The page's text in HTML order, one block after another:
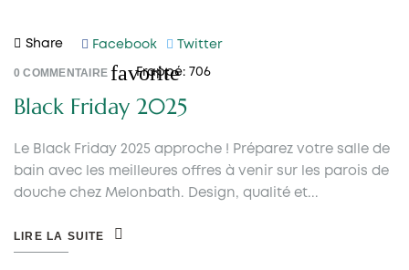
Share Facebook Twitter
0COMMENTAIRE favorite
Frappé: 706
Black Friday 2025
Le Black Friday 2025 approche ! Préparez votre salle de
bain avec les meilleures offres à venir sur les parois de
douche chez Melonbath. Design, qualité et...
LIRE LA SUITE